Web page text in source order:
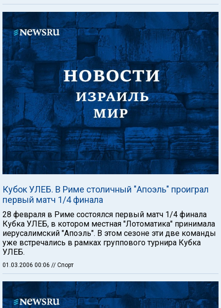
Кубок УЛЕБ. В Риме столичный "Апоэль" проиграл
первый матч 1/4 финала
28 февраля в Риме состоялся первый матч 1/4 финала
Кубка УЛЕБ, в котором местная "Лотоматика" принимала
иерусалимский "Апоэль". В этом сезоне эти две команды
уже встречались в рамках группового турнира Кубка
УЛЕБ.
01.03.2006 00:06 // Спорт